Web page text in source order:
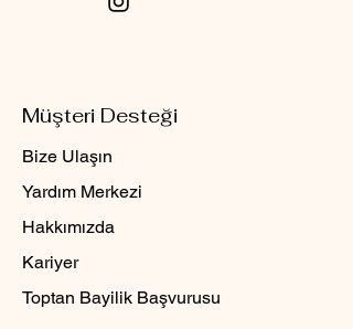
Müşteri Desteği
Bize Ulaşın
Yardım Merkezi
Hakkımızda
Kariyer
Toptan Bayilik Başvurusu